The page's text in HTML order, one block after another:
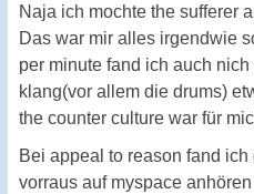
Naja ich mochte the sufferer
Das war mir alles irgendwie
per minute fand ich auch
klang(vor allem die drums)
the counter culture war für
Bei appeal to reason fand
vorraus auf myspace